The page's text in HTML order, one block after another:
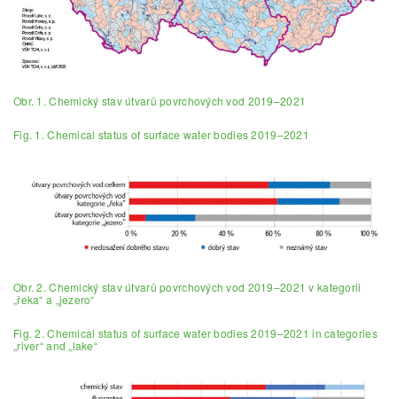
Obr. 1. Chemický stav útvarů povrchových vod 2019–2021
Fig. 1. Chemical status of surface water bodies 2019–2021
Obr. 2. Chemický stav útvarů povrchových vod 2019–2021 v kategorii
„řeka“ a „jezero“
Fig. 2. Chemical status of surface water bodies 2019–2021 in categories
„river“ and „lake“